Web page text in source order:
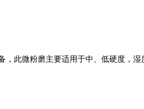
，此微粉磨主要适用于中、低硬度，